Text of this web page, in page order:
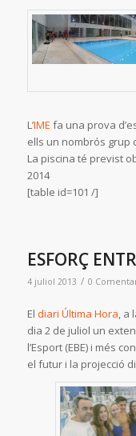
L’IME fa una prova
ells un nombrós grup
La piscina té previst
2014
[table id=101 /]
ESFORÇ
4 juliol 2013 / 0
El diari Última Hora, a
dia 2 de juliol un
l’Esport (EBE) i més
el futur i la projecció